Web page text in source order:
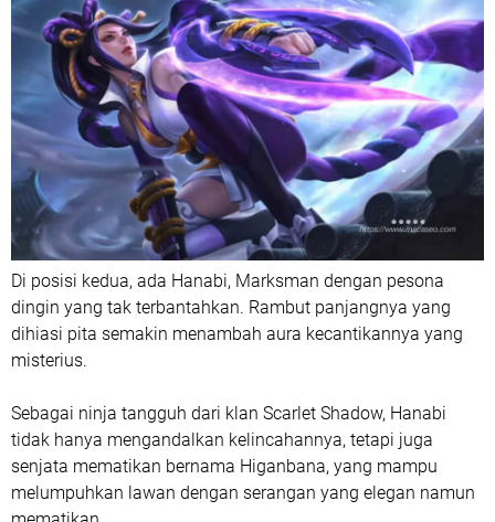
Di posisi kedua, ada Hanabi, Marksman dengan pesona
dingin yang tak terbantahkan. Rambut panjangnya yang
dihiasi pita semakin menambah aura kecantikannya yang
misterius.
Sebagai ninja tangguh dari klan Scarlet Shadow, Hanabi
tidak hanya mengandalkan kelincahannya, tetapi juga
senjata mematikan bernama Higanbana, yang mampu
melumpuhkan lawan dengan serangan yang elegan namun